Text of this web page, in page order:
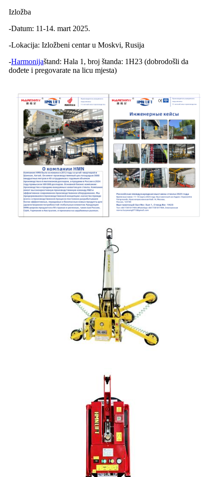
Izložba
-Datum: 11-14. mart 2025.
-Lokacija: Izložbeni centar u Moskvi, Rusija
-Harmonijaštand: Hala 1, broj štanda: 1H23 (dobrodošli da
dođete i pregovarate na licu mjesta)